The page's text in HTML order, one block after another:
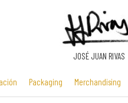
JOSÉ JUAN RIVAS
Packaging Merchandising